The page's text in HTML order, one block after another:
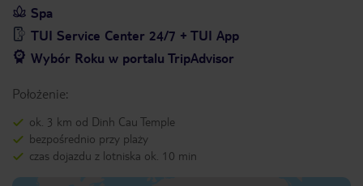
Spa
TUI Service Center 24/7 + TUI App
Wybór Roku w portalu TripAdvisor
Położenie:
ok. 3 km od Dinh Cau Temple
bezpośrednio przy plaży
czas dojazdu z lotniska ok. 10 min